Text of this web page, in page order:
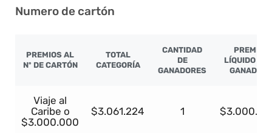
Numero de cartón
PREMIOS AL
Nº DE CARTÓN
TOTAL
CATEGORÍA
CANTIDAD
DE
GANADORES
PREMIO
LÍQUIDO
GANADOR
Viaje al
Caribe o
$3.000.000
$3.061.224 1